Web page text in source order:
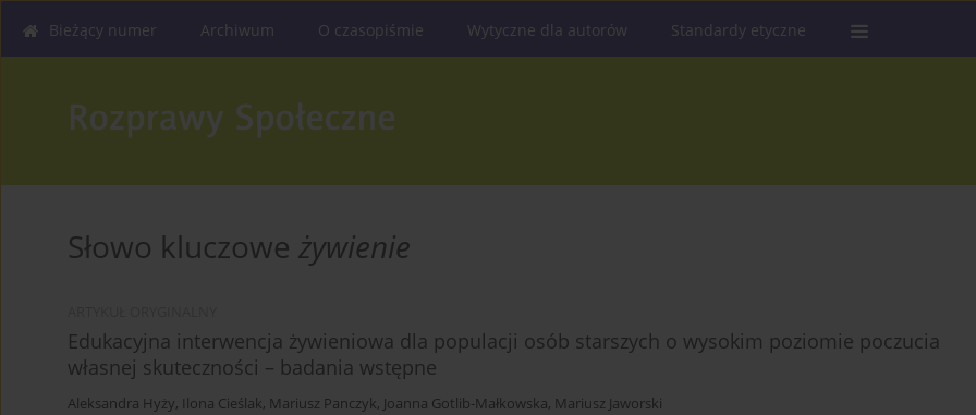
Bieżący numer Archiwum O czasopiśmie Wytyczne dla autorów Standardy etyczne
Słowo kluczowe żywienie
Edukacyjna interwencja żywieniowa dla populacji osób starszych o wysokim poziomie poczucia
własnej skuteczności – badania wstępne
Aleksandra Hyży, Ilona Cieślak, Mariusz Panczyk, Joanna Gotlib-Małkowska, Mariusz Jaworski